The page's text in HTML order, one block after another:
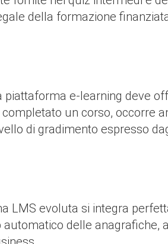
della formazione
e-learning deve
un corso, occorre
di gradimento espresso
LMS evoluta si integra
delle